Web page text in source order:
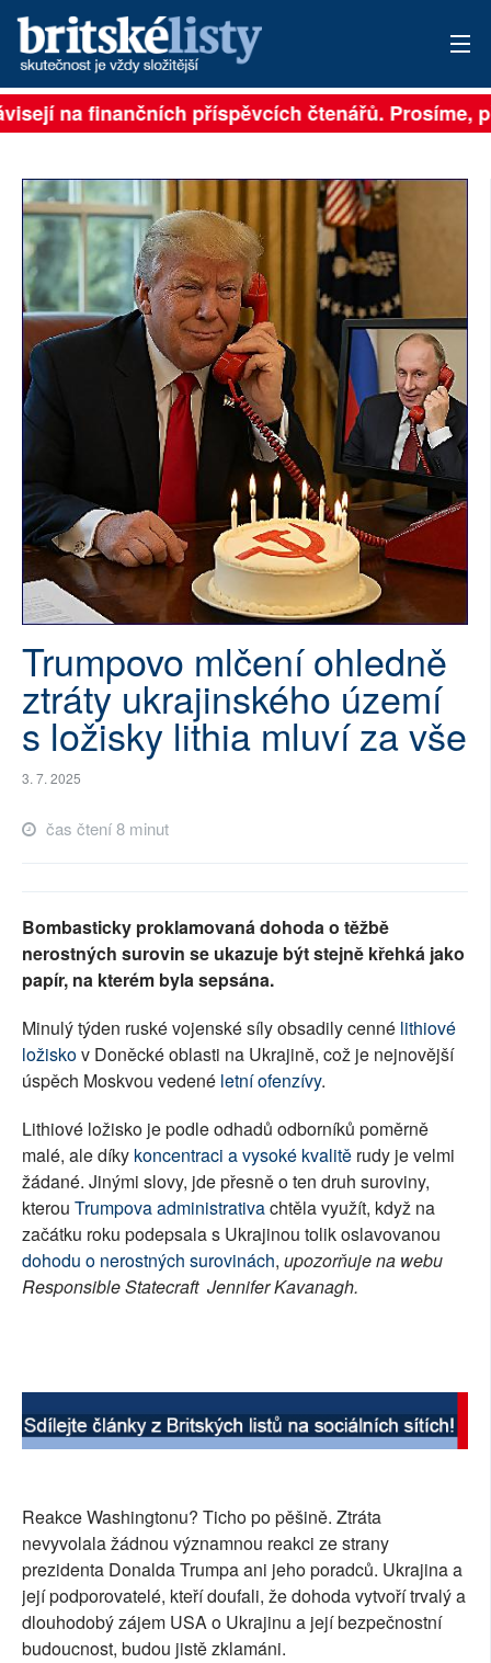
PŘIHLÁSIT
ARCHIV
ROZHOVORY
TÉMATA
NEJČTENĚJŠÍ ZA 7 DNÍ
AUTOŘI
PŘÍSPĚVKY NA PROVOZ
SOCIÁLNÍ SÍTĚ
RUBRIKY
PLNÁ VERZE STRÁNEK
na finančních příspěvcích čtenářů. Prosíme,
Trumpovo mlčení ohledně
ztráty ukrajinského území
s ložisky lithia mluví za vše
3. 7. 2025
čas čtení 8 minut
Bombasticky proklamovaná dohoda o těžbě
nerostných surovin se ukazuje být stejně křehká jako
papír, na kterém byla sepsána.
Minulý týden ruské vojenské síly obsadily cenné lithiové
ložiskov Doněcké oblasti na Ukrajině, což je nejnovější
úspěch Moskvou vedené letní ofenzívy.
Lithiové ložisko je podle odhadů odborníků poměrně
malé, ale díky koncentraci a vysoké kvalitě rudy je velmi
žádané. Jinými slovy, jde přesně o ten druh suroviny,
kterou Trumpova administrativachtěla využít, když na
začátku roku podepsala s Ukrajinou tolik oslavovanou
dohodu o nerostných surovinách, upozorňuje na webu
Responsible Statecraft Jennifer Kavanagh.
Reakce Washingtonu? Ticho po pěšině. Ztráta
nevyvolala žádnou významnou reakci ze strany
prezidenta Donalda Trumpa ani jeho poradců. Ukrajina a
její podporovatelé, kteří doufali, že dohoda vytvoří trvalý a
dlouhodobý zájem USA o Ukrajinu a její bezpečnostní
budoucnost, budou jistě zklamáni.